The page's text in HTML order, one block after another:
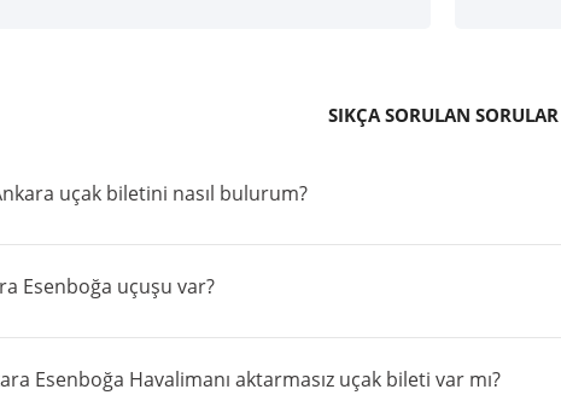
SIKÇA SORULAN SORULAR
uçak biletini nasıl bulurum?
Esenboğa uçuşu var?
Esenboğa Havalimanı aktarmasız uçak bileti var mı?